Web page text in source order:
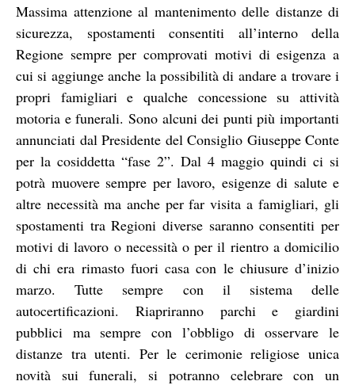
Massima attenzione al mantenimento delle distanze di
sicurezza, spostamenti consentiti all’interno della
Regione sempre per comprovati motivi di esigenza a
cui si aggiunge anche la possibilità di andare a trovare i
propri famigliari e qualche concessione su attività
motoria e funerali. Sono alcuni dei punti più importanti
annunciati dal Presidente del Consiglio Giuseppe Conte
per la cosiddetta “fase 2”. Dal 4 maggio quindi ci si
potrà muovere sempre per lavoro, esigenze di salute e
altre necessità ma anche per far visita a famigliari, gli
spostamenti tra Regioni diverse saranno consentiti per
motivi di lavoro o necessità o per il rientro a domicilio
di chi era rimasto fuori casa con le chiusure d’inizio
marzo. Tutte sempre con il sistema delle
autocertificazioni. Riapriranno parchi e giardini
pubblici ma sempre con l’obbligo di osservare le
distanze tra utenti. Per le cerimonie religiose unica
novità sui funerali, si potranno celebrare con un